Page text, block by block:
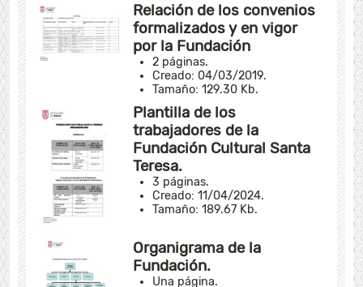
Relación de los convenios
formalizados y en vigor
por la Fundación
2 páginas.
Creado: 04/03/2019.
Tamaño: 129.30 Kb.
Plantilla de los
trabajadores de la
Fundación Cultural Santa
Teresa.
3 páginas.
Creado: 11/04/2024.
Tamaño: 189.67 Kb.
Organigrama de la
Fundación.
Una página.